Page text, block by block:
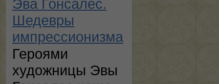
Эва Гонсалес.
Шедевры
импрессионизма
Героями
художницы Эвы